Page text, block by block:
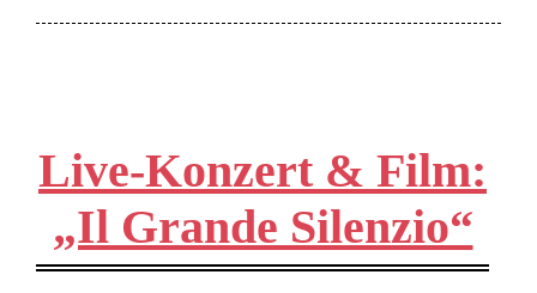
Live-Konzert & Film:
„Il Grande Silenzio“